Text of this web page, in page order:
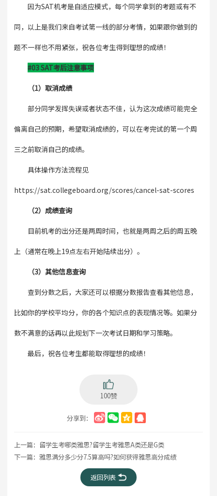
因为SAT机考是自适应模式，每个同学拿到的考题或有不
同，以上是我们来自考试第一线的部分考情，如果跟你做到的
题不一样也不用紧张，祝各位考生得到理想的成绩！
#03 SAT考后注意事项
（1）取消成绩
部分同学发挥失误或者状态不佳，认为这次成绩可能完全
偏离自己的预期，希望取消成绩的，可以在考完试的第一个周
三之前取消自己的成绩。
具体操作方法流程见
https://sat.collegeboard.org/scores/cancel-sat-scores
（2）成绩查询
目前机考的出分还是两周时间，也就是两周之后的周五晚
上（通常在晚上19点左右开始陆续出分）。
（3）其他信息查询
查到分数之后，大家还可以根据分数报告查看其他信息，
比如你的学校平均分，你的各个知识点的表现情况等。如果分
数不满意的话再以此规划下一次考试日期和学习策略。
最后，祝各位考生都能取得理想的成绩！
100赞
分享到：
上一篇： 留学生考哪类雅思?留学生考雅思A类还是G类
下一篇： 雅思满分多少分7.5算高吗?如何获得雅思高分成绩
返回列表